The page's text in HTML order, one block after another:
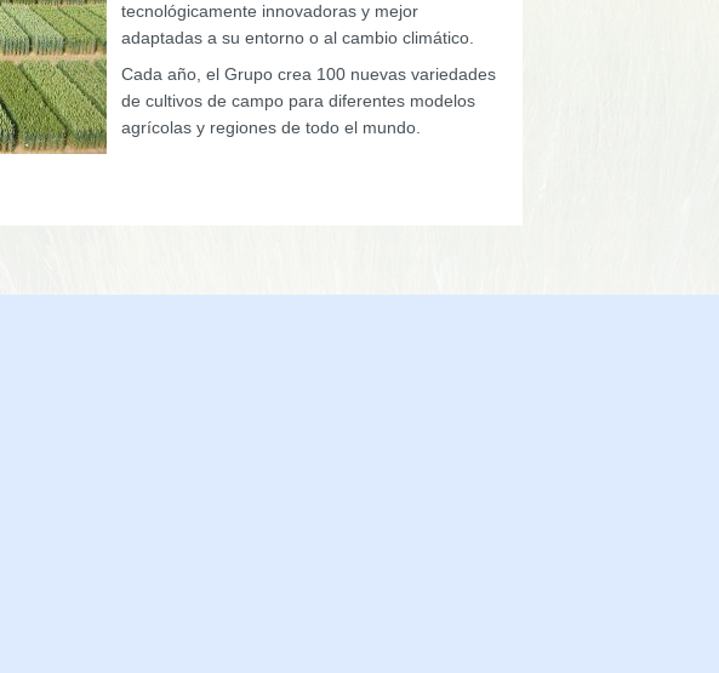
tecnológicamente innovadoras y mejor
adaptadas a su entorno o al cambio climático.
Cada año, el Grupo crea 100 nuevas variedades
de cultivos de campo para diferentes modelos
agrícolas y regiones de todo el mundo.